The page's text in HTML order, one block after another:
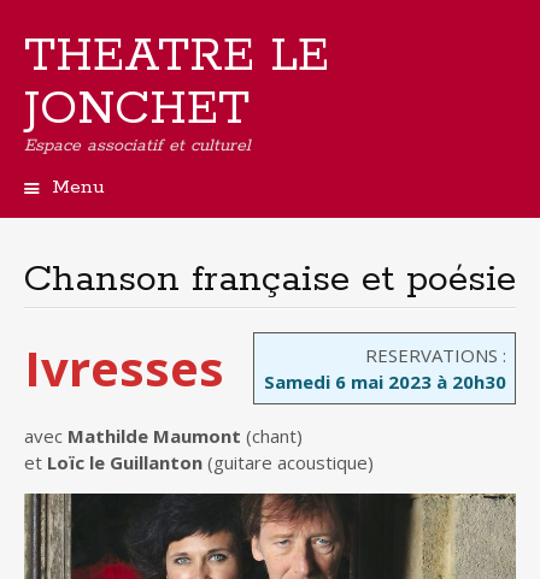
THEATRE LE
JONCHET
Espace associatif et culturel
Menu
principal
Chanson française et poésie
RESERVATIONS :
Samedi 6 mai 2023 à 20h30
Ivresses
avec Mathilde Maumont (chant)
et Loïc le Guillanton (guitare acoustique)